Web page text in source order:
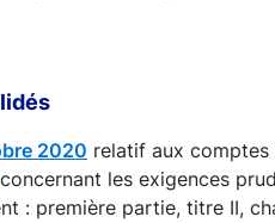
2020 relatif aux comptes
concernant les exigences
: première partie, titre II,